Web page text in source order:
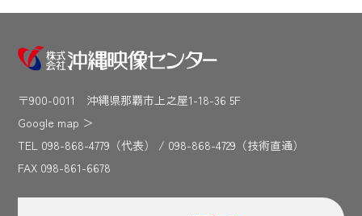
〒900-0011 沖縄県那覇市上之屋1-18-36 5F
Google map ＞
TEL 098-868-4779（代表） / 098-868-4729（技術直通）
FAX 098-861-6678